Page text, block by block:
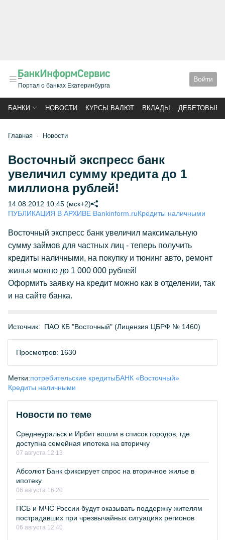
Портал о банках Екатеринбурга
Войти
БАНКИ НОВОСТИ КУРСЫ ВАЛЮТ ВКЛАДЫ ДЕБЕТОВЫЕ
Главная Новости
Восточный экспресс банк
увеличил сумму кредита до 1
миллиона рублей!
14.08.2012 10:45 (мск+2)
ПУБЛИКАЦИЯ В АРХИВЕ Bankinform.ruКредиты наличными
Восточный экспресс банк увеличил максимальную
сумму займов для частных лиц - теперь получить
кредиты наличными, на покупку и тюнинг авто, ремонт
жилья можно до 1 000 000 рублей!
Оформить заявку на кредит можно как в отделении, так
и на сайте банка.
Источник: ПАО КБ "Восточный" (Лицензия ЦБРФ № 1460)
Просмотров: 1630
Метки:потребительские кредитыБАНК «Восточный»
Кредиты наличными
Новости по теме
Среднеуральск и Ирбит вошли в список городов, где
доступна семейная ипотека на вторичку
07 августа 12:13
Абсолют Банк фиксирует спрос на вторичное жилье в
ипотеку
06 августа 16:20
ПСБ и МЧС России будут оказывать поддержку жителям
пострадавших при чрезвычайных ситуациях регионов
06 августа 12:40